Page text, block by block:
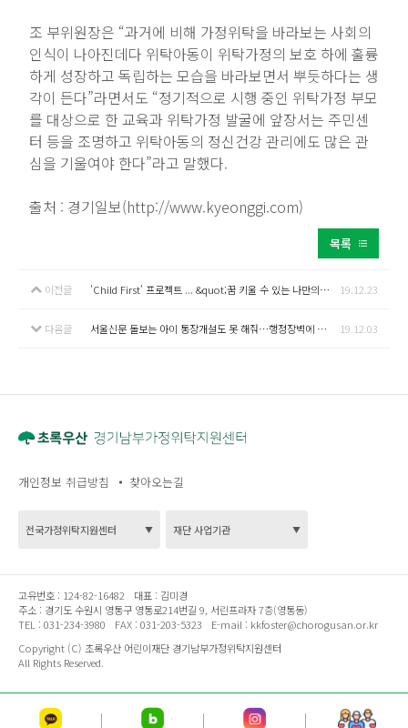
조 부위원장은 “과거에 비해 가정위탁을 바라보는 사회의
인식이 나아진데다 위탁아동이 위탁가정의 보호 하에 훌륭
하게 성장하고 독립하는 모습을 바라보면서 뿌듯하다는 생
각이 든다”라면서도 “정기적으로 시행 중인 위탁가정 부모
를 대상으로 한 교육과 위탁가정 발굴에 앞장서는 주민센
터 등을 조명하고 위탁아동의 정신건강 관리에도 많은 관
심을 기울여야 한다”라고 말했다.
출처 : 경기일보(http://www.kyeonggi.com)
목록
이전글 'Child First’ 프로젝트 ... &quot;꿈 키울 수 있는 나만의 공간을 갖고파&quot; 19.12.23
다음글 서울신문 돌보는 아이 통장개설도 못 해줘…행정장벽에 두 번 우는 위탁모 19.12.03
개인정보 취급방침 찾아오는길
고유번호 : 124-82-16482 대표 : 김미경
주소 : 경기도 수원시 영통구 영통로214번길 9, 서린프라자 7층(영통동)
TEL : 031-234-3980 FAX : 031-203-5323 E-mail : kkfoster@chorogusan.or.kr
Copyright (C) 초록우산 어린이재단 경기남부가정위탁지원센터
All Rights Reserved.